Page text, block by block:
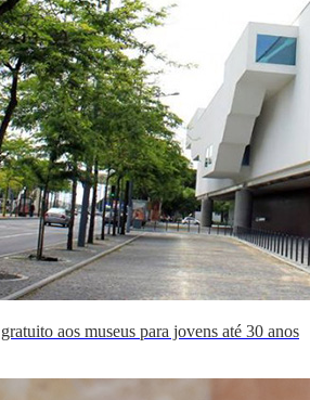
aos museus para jovens até 30 anos